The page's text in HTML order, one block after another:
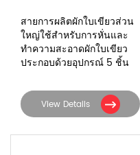
สายการผลิตผักใบเขียวส่วน
ใหญ่ใช้สำหรับการหั่นและ
ทำความสะอาดผักใบเขียว
ประกอบด้วยอุปกรณ์ 5 ชิ้น
View Details